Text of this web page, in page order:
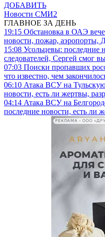
ДОБАВИТЬ
Новости СМИ2
ГЛАВНОЕ ЗА ДЕНЬ
19:15 Обстановка в ОАЭ
новости, пожар, аэропорты,
15:08 Усольцевы: последние
следователей, Сергей смог
07:03 Поиски пропавших
что известно, чем
06:10 Атака ВСУ на Тульскую
новости, есть ли жертвы,
04:14 Атака ВСУ на
последние новости, есть ли